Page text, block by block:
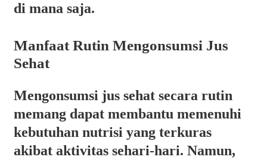
di mana saja.
Manfaat Rutin Mengonsumsi Jus
Sehat
Mengonsumsi jus sehat secara rutin
memang dapat membantu memenuhi
kebutuhan nutrisi yang terkuras
akibat aktivitas sehari-hari. Namun,